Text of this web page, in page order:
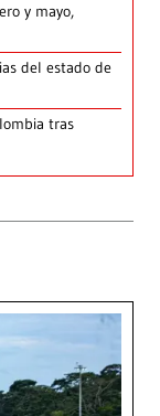
y mayo,
del estado de
tras